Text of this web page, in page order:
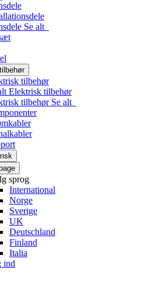
Se alt
tilbehør
Elektrisk tilbehør
tilbehør Se alt
sprog
International
Norge
Sverige
UK
Deutschland
Finland
Italia
ind